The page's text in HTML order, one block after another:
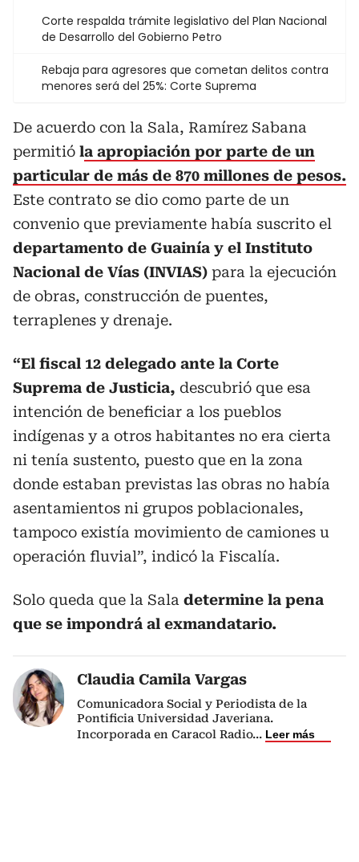
Corte respalda trámite legislativo del Plan Nacional
de Desarrollo del Gobierno Petro
Rebaja para agresores que cometan delitos contra
menores será del 25%: Corte Suprema
De acuerdo con la Sala, Ramírez Sabana
permitió la apropiación por parte de un
particular de más de 870 millones de pesos.
Este contrato se dio como parte de un
convenio que previamente había suscrito el
departamento de Guainía y el Instituto
Nacional de Vías (INVIAS) para la ejecución
de obras, construcción de puentes,
terraplenes y drenaje.
“El fiscal 12 delegado ante la Corte
Suprema de Justicia, descubrió que esa
intención de beneficiar a los pueblos
indígenas y a otros habitantes no era cierta
ni tenía sustento, puesto que en la zona
donde estaban previstas las obras no había
asentamientos ni grupos poblacionales,
tampoco existía movimiento de camiones u
operación fluvial”, indicó la Fiscalía.
Solo queda que la Sala determine la pena
que se impondrá al exmandatario.
Claudia Camila Vargas
Comunicadora Social y Periodista de la
Pontificia Universidad Javeriana.
Incorporada en Caracol Radio... Leer más